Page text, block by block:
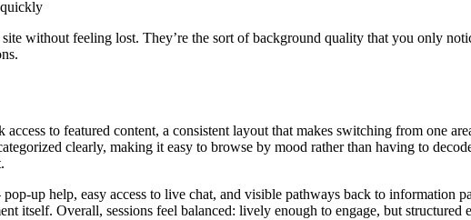
without feeling lost. They’re the sort of background quality that you only
to featured content, a consistent layout that makes switching from one
clearly, making it easy to browse by mood rather than having to
up help, easy access to live chat, and visible pathways back to information
itself. Overall, sessions feel balanced: lively enough to engage, but structured